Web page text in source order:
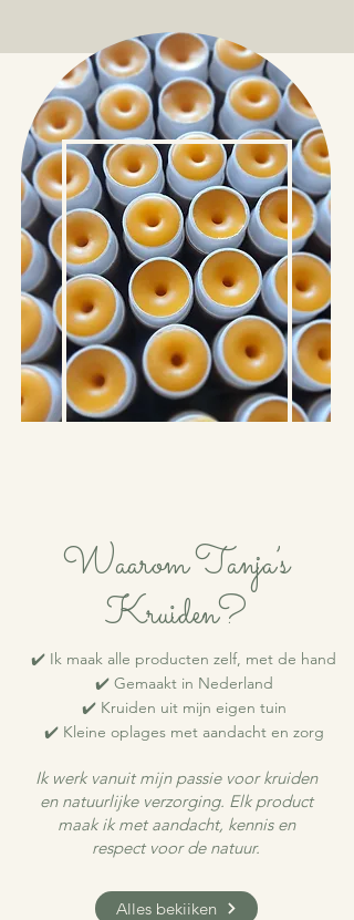
Waarom Tanja’s
Kruiden?
✔️ Ik maak alle producten zelf, met de hand
✔️ Gemaakt in Nederland
✔️ Kruiden uit mijn eigen tuin
✔️ Kleine oplages met aandacht en zorg
Ik werk vanuit mijn passie voor kruiden
en natuurlijke verzorging. Elk product
maak ik met aandacht, kennis en
respect voor de natuur.
Alles bekijken